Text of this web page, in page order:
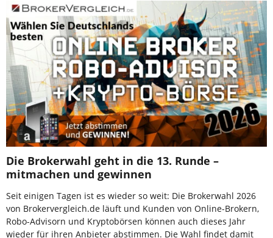
Die Brokerwahl geht in die 13. Runde –
mitmachen und gewinnen
Seit einigen Tagen ist es wieder so weit: Die Brokerwahl 2026
von Brokervergleich.de läuft und Kunden von Online-Brokern,
Robo-Advisorn und Kryptobörsen können auch dieses Jahr
wieder für ihren Anbieter abstimmen. Die Wahl findet damit